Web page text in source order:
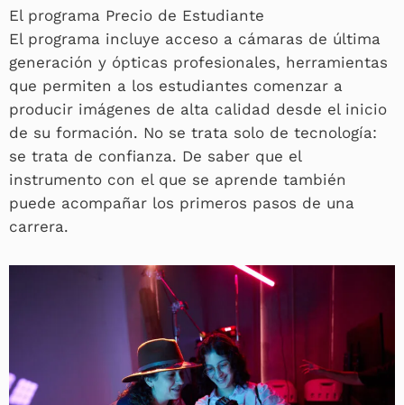
El programa Precio de Estudiante
El programa incluye acceso a cámaras de última
generación y ópticas profesionales, herramientas
que permiten a los estudiantes comenzar a
producir imágenes de alta calidad desde el inicio
de su formación. No se trata solo de tecnología:
se trata de confianza. De saber que el
instrumento con el que se aprende también
puede acompañar los primeros pasos de una
carrera.